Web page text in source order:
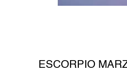
ESCORPIO